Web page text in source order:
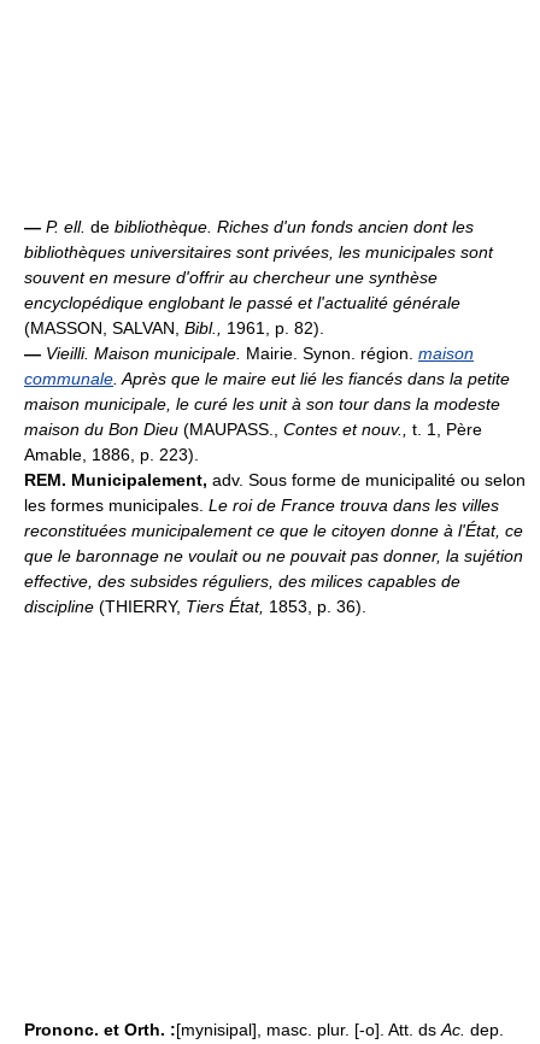
— P. ell. de bibliothèque. Riches d'un fonds ancien dont les
bibliothèques universitaires sont privées, les municipales sont
souvent en mesure d'offrir au chercheur une synthèse
encyclopédique englobant le passé et l'actualité générale
(MASSON, SALVAN, Bibl., 1961, p. 82).
— Vieilli. Maison municipale. Mairie. Synon. région. maison
communale.Après que le maire eut lié les fiancés dans la petite
maison municipale, le curé les unit à son tour dans la modeste
maison du Bon Dieu (MAUPASS., Contes et nouv., t. 1, Père
Amable, 1886, p. 223).
REM. Municipalement, adv. Sous forme de municipalité ou selon
les formes municipales. Le roi de France trouva dans les villes
reconstituées municipalement ce que le citoyen donne à l'État, ce
que le baronnage ne voulait ou ne pouvait pas donner, la sujétion
effective, des subsides réguliers, des milices capables de
discipline (THIERRY, Tiers État, 1853, p. 36).
Prononc. et Orth. :[mynisipal], masc. plur. [-o]. Att. dsAc. dep.